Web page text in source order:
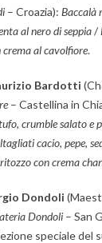
– Croazia): Baccalà
al nero di seppia/
crema al cavolfiore.
Bardotti
– Castellina in
crumble salato e
cacio, pepe,
con crema
Dondoli
Dondoli – San
speciale del